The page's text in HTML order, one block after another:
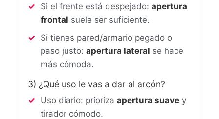
Si el frente está despejado: apertura
frontal suele ser suficiente.
Si tienes pared/armario pegado o
paso justo: apertura lateral se hace
más cómoda.
3) ¿Qué uso le vas a dar al arcón?
Uso diario: prioriza apertura suave y
tirador cómodo.